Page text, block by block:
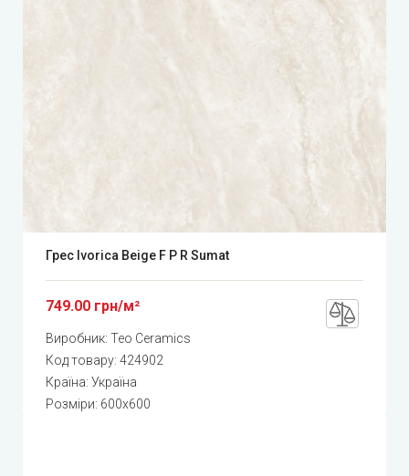
Грес Ivorica Beige F P R Sumat
749.00 грн/м²
Виробник: Teo Ceramics
Код товару: 424902
Країна: Україна
Розміри: 600x600